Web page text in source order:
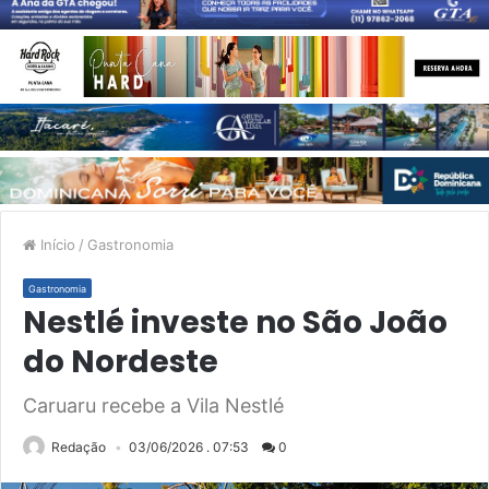
Início / Gastronomia
Gastronomia
Nestlé investe no São João
do Nordeste
Caruaru recebe a Vila Nestlé
Redação 03/06/2026 . 07:53 0